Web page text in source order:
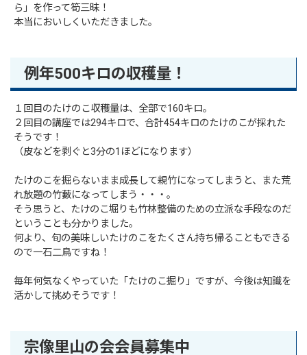
ら」を作って筍三昧！
本当においしくいただきました。
例年500キロの収穫量！
１回目のたけのこ収穫量は、全部で160キロ。
２回目の講座では294キロで、合計454キロのたけのこが採れた
そうです！
（皮などを剥ぐと3分の1ほどになります）
たけのこを掘らないまま成長して親竹になってしまうと、また荒
れ放題の竹藪になってしまう・・・。
そう思うと、たけのこ堀りも竹林整備のための立派な手段なのだ
ということも分かりました。
何より、旬の美味しいたけのこをたくさん持ち帰ることもできる
ので一石二鳥ですね！
毎年何気なくやっていた「たけのこ掘り」ですが、今後は知識を
活かして挑めそうです！
宗像里山の会会員募集中